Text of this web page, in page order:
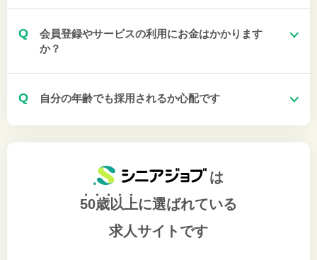
Q
会員登録やサービスの利用にお金はかかります
か？
Q 自分の年齢でも採用されるか心配です
は
50歳以上に選ばれている
求人サイトです